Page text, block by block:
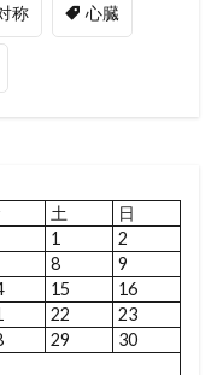
称 心臓
土
日
1
2
8
9
15
16
22
23
29
30